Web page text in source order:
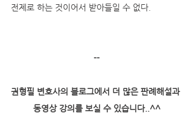
전제로 하는 것이어서 받아들일 수 없다.
--
권형필 변호사의 블로그에서 더 많은 판례해설과
동영상 강의를 보실 수 있습니다..^^